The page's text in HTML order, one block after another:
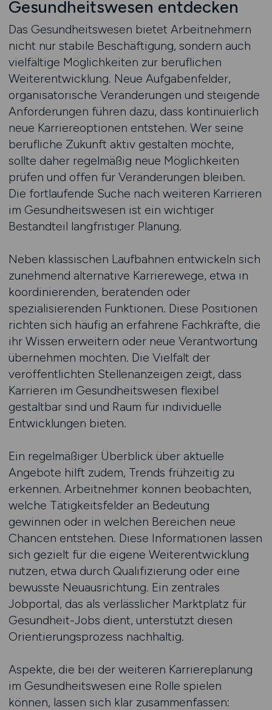
Gesundheitswesen entdecken
Das Gesundheitswesen bietet Arbeitnehmern
nicht nur stabile Beschäftigung, sondern auch
vielfältige Möglichkeiten zur beruflichen
Weiterentwicklung. Neue Aufgabenfelder,
organisatorische Veränderungen und steigende
Anforderungen führen dazu, dass kontinuierlich
neue Karriereoptionen entstehen. Wer seine
berufliche Zukunft aktiv gestalten möchte,
sollte daher regelmäßig neue Möglichkeiten
prüfen und offen für Veränderungen bleiben.
Die fortlaufende Suche nach weiteren Karrieren
im Gesundheitswesen ist ein wichtiger
Bestandteil langfristiger Planung.
Neben klassischen Laufbahnen entwickeln sich
zunehmend alternative Karrierewege, etwa in
koordinierenden, beratenden oder
spezialisierenden Funktionen. Diese Positionen
richten sich häufig an erfahrene Fachkräfte, die
ihr Wissen erweitern oder neue Verantwortung
übernehmen möchten. Die Vielfalt der
veröffentlichten Stellenanzeigen zeigt, dass
Karrieren im Gesundheitswesen flexibel
gestaltbar sind und Raum für individuelle
Entwicklungen bieten.
Ein regelmäßiger Überblick über aktuelle
Angebote hilft zudem, Trends frühzeitig zu
erkennen. Arbeitnehmer können beobachten,
welche Tätigkeitsfelder an Bedeutung
gewinnen oder in welchen Bereichen neue
Chancen entstehen. Diese Informationen lassen
sich gezielt für die eigene Weiterentwicklung
nutzen, etwa durch Qualifizierung oder eine
bewusste Neuausrichtung. Ein zentrales
Jobportal, das als verlässlicher Marktplatz für
Gesundheit-Jobs dient, unterstützt diesen
Orientierungsprozess nachhaltig.
Aspekte, die bei der weiteren Karriereplanung
im Gesundheitswesen eine Rolle spielen
können, lassen sich klar zusammenfassen: